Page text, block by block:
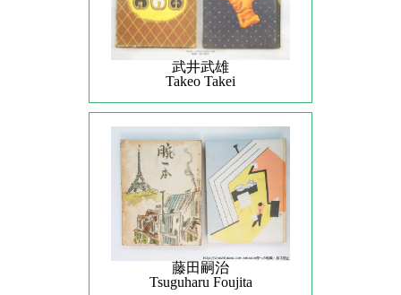
武井武雄
Takeo Takei
藤田嗣治
Tsuguharu Foujita